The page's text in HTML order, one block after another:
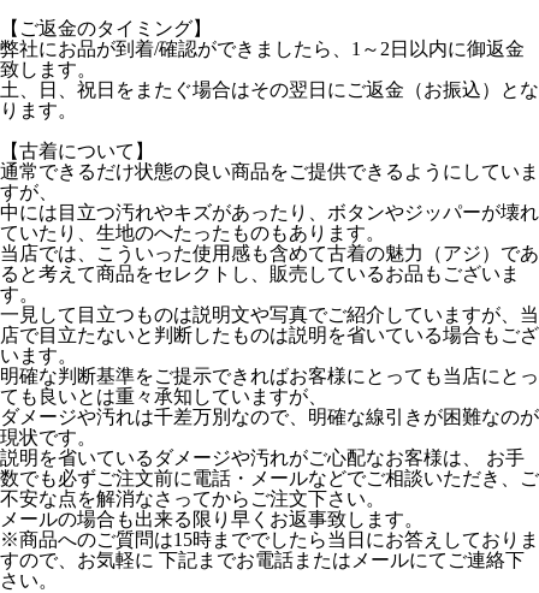
【ご返金のタイミング】
弊社にお品が到着/確認ができましたら、1～2日以内に御返金
致します。
土、日、祝日をまたぐ場合はその翌日にご返金（お振込）とな
ります。
【古着について】
通常できるだけ状態の良い商品をご提供できるようにしていま
すが、
中には目立つ汚れやキズがあったり、ボタンやジッパーが壊れ
ていたり、生地のへたったものもあります。
当店では、こういった使用感も含めて古着の魅力（アジ）であ
ると考えて商品をセレクトし、販売しているお品もございま
す。
一見して目立つものは説明文や写真でご紹介していますが、当
店で目立たないと判断したものは説明を省いている場合もござ
います。
明確な判断基準をご提示できればお客様にとっても当店にとっ
ても良いとは重々承知していますが、
ダメージや汚れは千差万別なので、明確な線引きが困難なのが
現状です。
説明を省いているダメージや汚れがご心配なお客様は、 お手
数でも必ずご注文前に電話・メールなどでご相談いただき、ご
不安な点を解消なさってからご注文下さい。
メールの場合も出来る限り早くお返事致します。
※商品へのご質問は15時まででしたら当日にお答えしておりま
すので、お気軽に 下記までお電話またはメールにてご連絡下
さい。